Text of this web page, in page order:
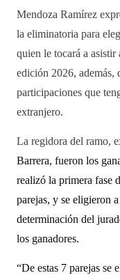
Mendoza Ramírez
la eliminatoria para
quien le tocará a
edición 2026, además,
participaciones que
extranjero.
La regidora del ramo,
Barrera, fueron los
realizó la primera fase
parejas, y se eligieron
determinación del
los ganadores.
“De estas 7 parejas se